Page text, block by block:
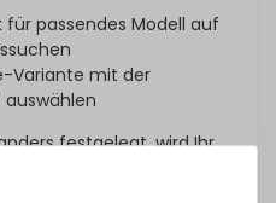
für passendes Modell auf
Variante mit der
festgelegt, wird Ihr